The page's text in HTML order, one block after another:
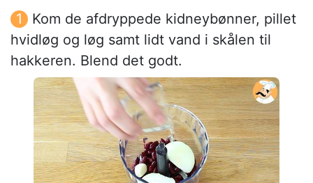
Kom de afdryppede kidneybønner, pillet
hvidløg og løg samt lidt vand i skålen til
hakkeren. Blend det godt.